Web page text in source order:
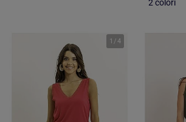
2 colori
1 /4